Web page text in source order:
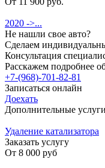
2020 ->...
Не нашли свое авто?
Сделаем
Консультация
Расскажем подробнее
+7-(968)-701-82-81
Записаться онлайн
Доехать
Дополнительные
Удаление катализатора
Заказать услугу
От 8 000 руб